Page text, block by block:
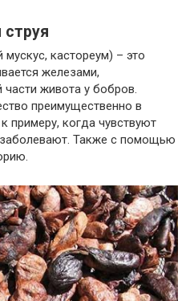
струя
кастореум) – это
железами,
живота у бобров.
преимущественно в
примеру, когда чувствуют
Также с помощью